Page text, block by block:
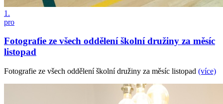
1.
pro
Fotografie ze všech oddělení školní družiny za měsíc
listopad
Fotografie ze všech oddělení školní družiny za měsíc listopad (více)